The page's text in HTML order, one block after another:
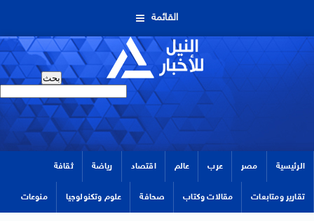
القائمة
الرئيسية مصر عرب عالم اقتصاد رياضة ثقافة
تقارير ومتابعات مقالات وكتاب صحافة علوم وتكنولوجيا منوعات